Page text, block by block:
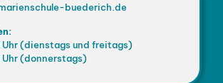
buederich.de
(dienstags und freitags)
(donnerstags)